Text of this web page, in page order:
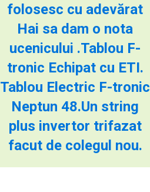
folosesc cu adevărat
Hai sa dam o nota
ucenicului .Tablou F-
tronic Echipat cu ETI.
Tablou Electric F-tronic
Neptun 48.Un string
plus invertor trifazat
facut de colegul nou.